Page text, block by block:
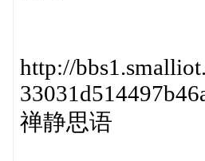
http://
禅静思语